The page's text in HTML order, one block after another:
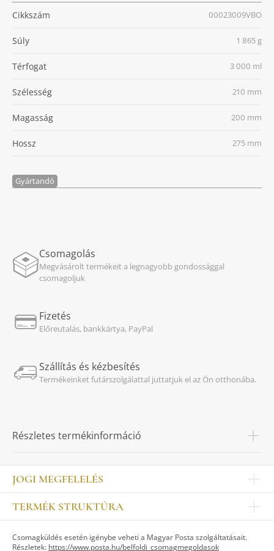
Cikkszám 00023009VBO
Súly 1 865 g
Térfogat 3 000 ml
Szélesség 210 mm
Magasság 200 mm
Hossz 275 mm
Gyártandó
Csomagolás
Megvásárolt termékeit a legnagyobb gondossággal
csomagoljuk
Fizetés
Előreutalás, bankkártya, PayPal
Szállítás és kézbesítés
Termékeinket futárszolgálattal juttatjuk el az Ön otthonába.
Részletes termékinformáció
JOGI MEGFELELÉS
Impresszum
Kapcsolat
Jogi nyilatkozat
TERMÉK STRUKTÚRA
ASZTALKULTÚRA
Csomagküldés esetén igénybe veheti a Magyar Posta szolgáltatásait.
Részletek: https://www.posta.hu/belfoldi_csomagmegoldasok